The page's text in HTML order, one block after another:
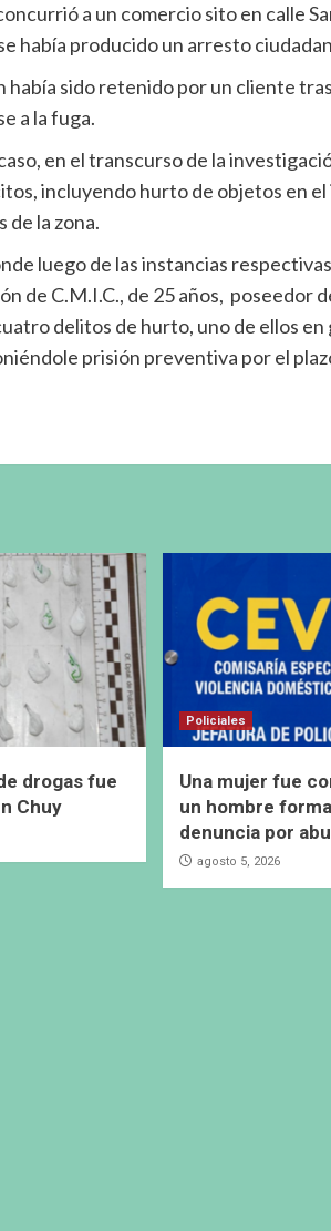
a un comercio sito en calle
había producido un arresto
había sido retenido por un cliente
a la fuga.
en el transcurso de la
incluyendo hurto de objetos en
la zona.
luego de las instancias
de C.M.I.C., de 25 años, poseedor
delitos de hurto, uno de ellos en
prisión preventiva por el
drogas fue
Chuy
Policiales
Una mujer fue
un hombre
denuncia por
agosto 5, 2026